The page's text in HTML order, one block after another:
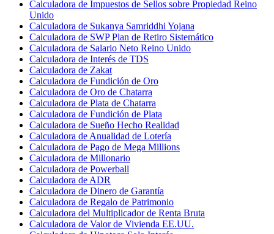
Calculadora de Impuestos de Sellos sobre Propiedad Reino
Unido
Calculadora de Sukanya Samriddhi Yojana
Calculadora de SWP Plan de Retiro Sistemático
Calculadora de Salario Neto Reino Unido
Calculadora de Interés de TDS
Calculadora de Zakat
Calculadora de Fundición de Oro
Calculadora de Oro de Chatarra
Calculadora de Plata de Chatarra
Calculadora de Fundición de Plata
Calculadora de Sueño Hecho Realidad
Calculadora de Anualidad de Lotería
Calculadora de Pago de Mega Millions
Calculadora de Millonario
Calculadora de Powerball
Calculadora de ADR
Calculadora de Dinero de Garantía
Calculadora de Regalo de Patrimonio
Calculadora del Multiplicador de Renta Bruta
Calculadora de Valor de Vivienda EE.UU.